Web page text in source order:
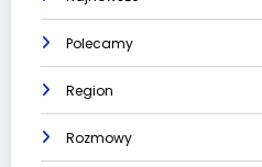
Polecamy
Region
Rozmowy